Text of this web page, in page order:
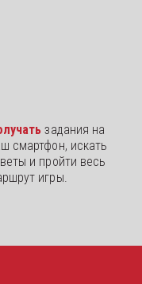
задания на
смартфон, искать
и пройти весь
игры.